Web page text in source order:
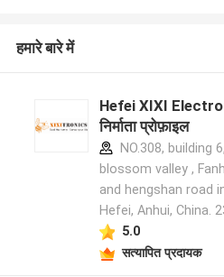
हमारे बारे में
Hefei XIXI
निर्माता प्रोफ़ाइल
NO.308, building
blossom valley ,
and hengshan road
Hefei, Anhui, China.
5.0
सत्यापित प्रदायक